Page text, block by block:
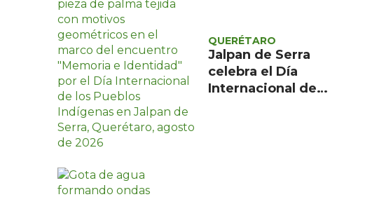
Estilo de vida
Opinión
QUERÉTARO
Jalpan de Serra
celebra el Día
Internacional de